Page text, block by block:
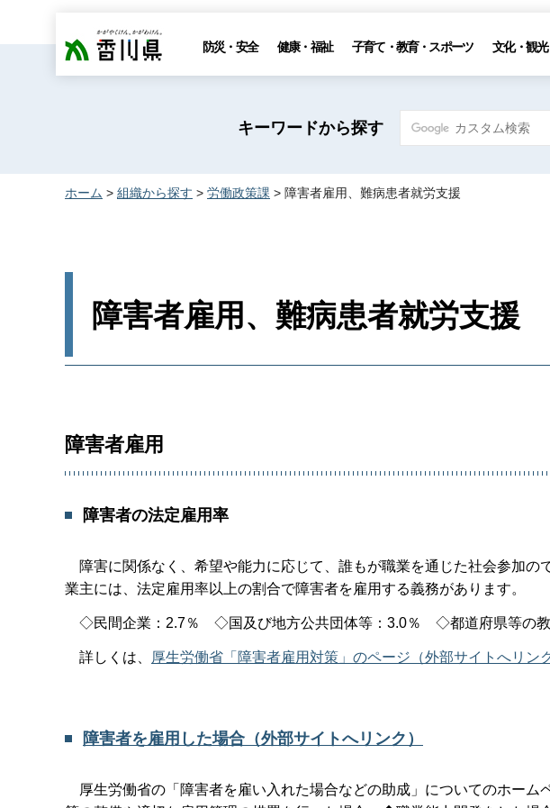
香川県 防災・安全 健康・福祉 子育て・教育・スポーツ 文化・観光
キーワードから探す
ホーム > 組織から探す > 労働政策課 > 障害者雇用、難病患者就労支援
障害者雇用、難病患者就労支援
障害者雇用
障害者の法定雇用率
障害に関係なく、希望や能力に応じて、誰もが職業を通じた社会参加の
業主には、法定雇用率以上の割合で障害者を雇用する義務があります。
◇民間企業：2.7％ ◇国及び地方公共団体等：3.0％ ◇都道府県等の教
詳しくは、 厚生労働省「障害者雇用対策」のページ（外部サイトへリンク
障害者を雇用した場合（外部サイトへリンク）
厚生労働省の「障害者を雇い入れた場合などの助成」についてのホー